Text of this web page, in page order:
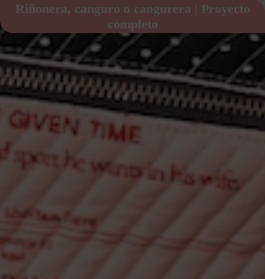
Riñonera, canguro o cangurera | Proyecto
completo